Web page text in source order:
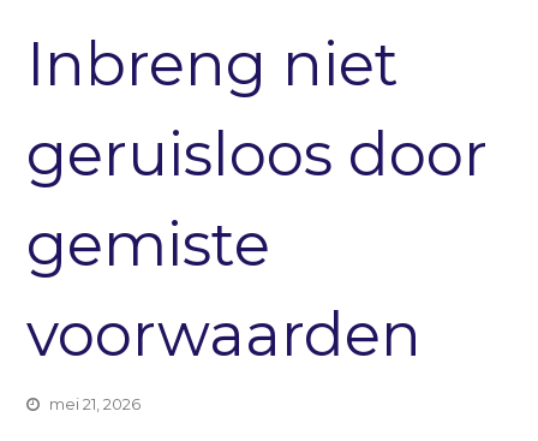
Inbreng niet
geruisloos door
gemiste
voorwaarden
mei 21, 2026